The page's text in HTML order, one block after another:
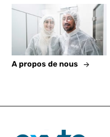
A propos de nous